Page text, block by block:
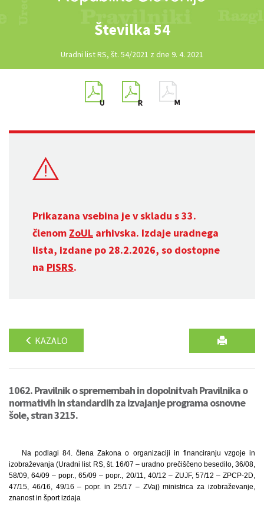
Številka 54
Uradni list RS, št. 54/2021 z dne 9. 4. 2021
Prikazana vsebina je v skladu s 33.
členom ZoUL arhivska. Izdaje uradnega
lista, izdane po 28.2.2026, so dostopne
na PISRS.
KAZALO
1062. Pravilnik o spremembah in dopolnitvah Pravilnika o
normativih in standardih za izvajanje programa osnovne
šole, stran 3215.
Na podlagi 84. člena Zakona o organizaciji in financiranju vzgoje in
izobraževanja (Uradni list RS, št. 16/07 – uradno prečiščeno besedilo, 36/08,
58/09, 64/09 – popr., 65/09 – popr., 20/11, 40/12 – ZUJF, 57/12 – ZPCP-2D,
47/15, 46/16, 49/16 – popr. in 25/17 – ZVaj) ministrica za izobraževanje,
znanost in šport izdaja